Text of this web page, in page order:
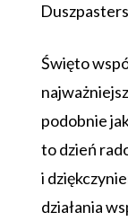
Święto
podobnie
to dzień
i
działania